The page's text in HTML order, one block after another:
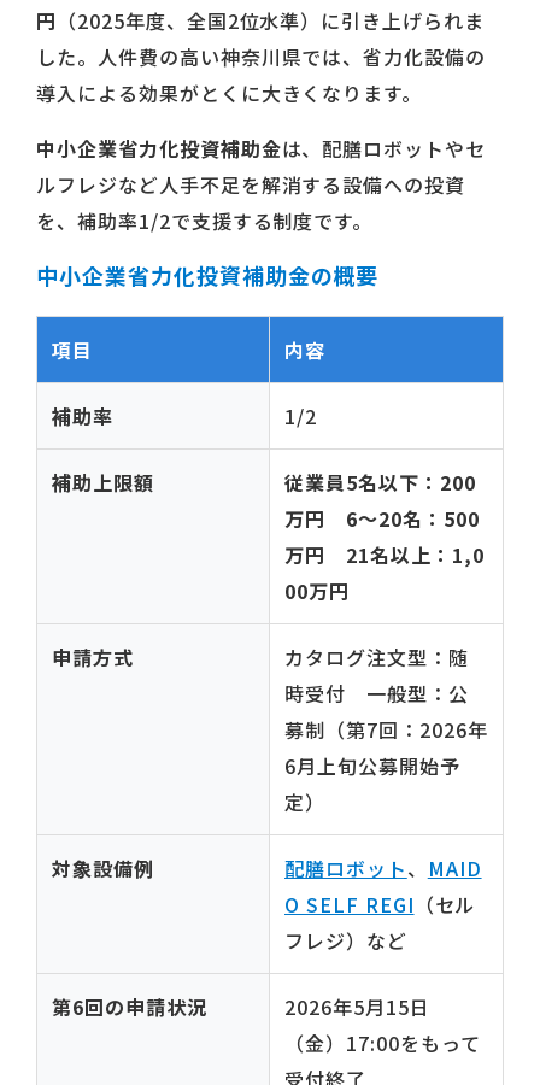
円 （2025年度、全国2位水準）に引き上げられま
した。人件費の高い神奈川県では、省力化設備の
導入による効果がとくに大きくなります。
中小企業省力化投資補助金は、配膳ロボットやセ
ルフレジなど人手不足を解消する設備への投資
を、補助率1/2で支援する制度です。
中小企業省力化投資補助金の概要
項目 内容
補助率 1/2
補助上限額
従業員5名以下：200
万円 6〜20名：500
万円 21名以上：1,0
00万円
申請方式
カタログ注文型：随
時受付 一般型：公
募制（第7回：2026年
6月上旬公募開始予
定）
対象設備例 配膳ロボット、 MAID
O SELF REGI （セル
フレジ）など
第6回の申請状況
2026年5月15日
（金）17:00をもって
受付終了